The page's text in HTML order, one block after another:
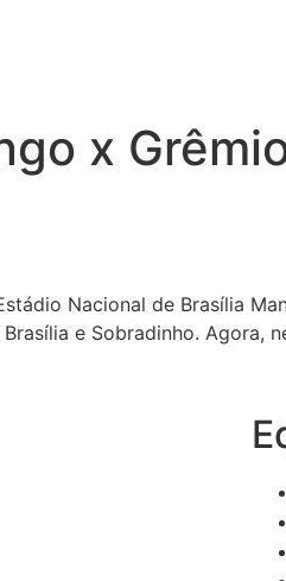
x
Nacional de Brasília
e Sobradinho. Agora,